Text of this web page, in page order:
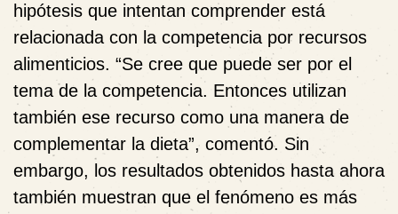
hipótesis que intentan comprender está
relacionada con la competencia por recursos
alimenticios. “Se cree que puede ser por el
tema de la competencia. Entonces utilizan
también ese recurso como una manera de
complementar la dieta”, comentó. Sin
embargo, los resultados obtenidos hasta ahora
también muestran que el fenómeno es más